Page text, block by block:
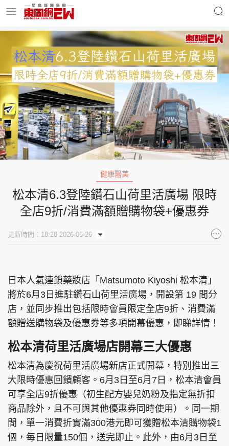
明星名人 時事財經
東周Ladies 優享生活
東周食玩通 會員活動
玄學靈異 東周專欄
東周刊 cazbuyer 東Touch
PCM 電腦廣場 星島頭條 星島日報
頭條日報 星島環球 The Standard
健康醫美
松本清6.3登陸鑽石山荷里活廣場 限時
全店9折/消費滿額贈購物袋+優惠券
更新時間：18:28 2026-05-26
日本人氣連鎖藥妝店「Matsumoto Kiyoshi 松本清」
將於6月3日進駐鑽石山荷里活廣場，開設第 19 間分
店，並同步推出包括限時會員限定全店9折、消費滿
額贈送購物袋及優惠券等多項開幕優惠，即睇詳情！
松本清荷里活廣場店開幕三大優惠
松本清為慶祝荷里活廣場新店正式開幕，特別推出三
大限時優惠回饋顧客。6月3日至6月7日，松本清會員
可享全店9折優惠（初生配方嬰兒奶粉及指定無折扣
商品除外，且不可與其他優惠券同時使用）。同一期
間，單一消費折實滿300港元即可獲贈松本清購物袋1
個，每日限量150個，送完即止。此外，由6月3日至